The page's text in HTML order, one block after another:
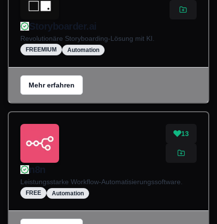
Storyboarder.ai
Revolutionäre Storyboarding-Lösung mit KI.
FREEMIUM Automation
Mehr erfahren
13
n8n
Leistungsstarke Workflow-Automatisierungssoftware.
FREE Automation